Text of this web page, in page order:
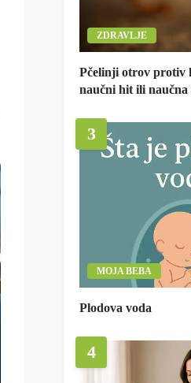
ZDRAVLJE
Pčelinji otrov protiv
naučni hit ili naučna
3
MOJA BEBA
Plodova voda
4